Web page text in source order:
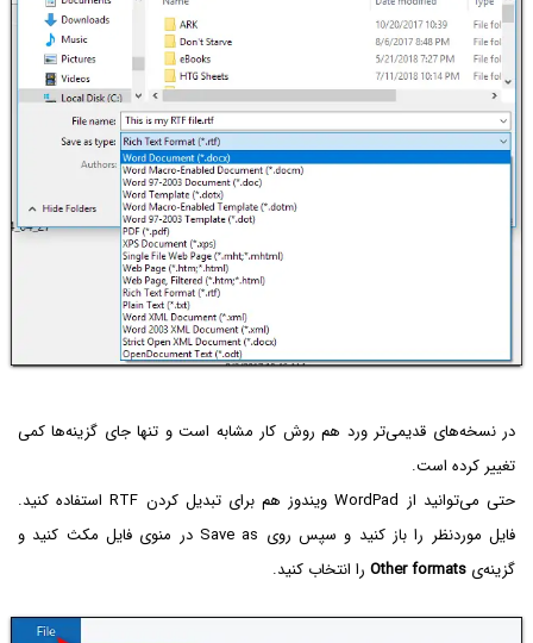
در نسخه‌های قدیمی‌تر ورد هم روش کار مشابه است و تنها جای گزینه‌ها کمی
تغییر کرده است.
حتی می‌توانید از WordPad ویندوز هم برای تبدیل کردن RTF استفاده کنید.
فایل موردنظر را باز کنید و سپس روی Save as در منوی فایل مکث کنید و
گزینه‌ی Other formats را انتخاب کنید.